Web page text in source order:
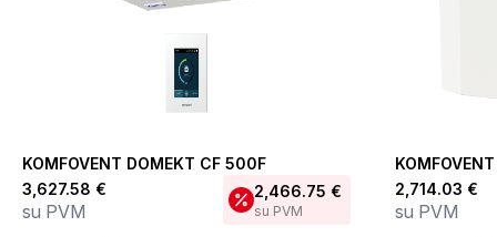
KOMFOVENT DOMEKT CF 500F
3,627.58 €
su PVM
2,466.75 €
su PVM
2,714.03 €
su PVM